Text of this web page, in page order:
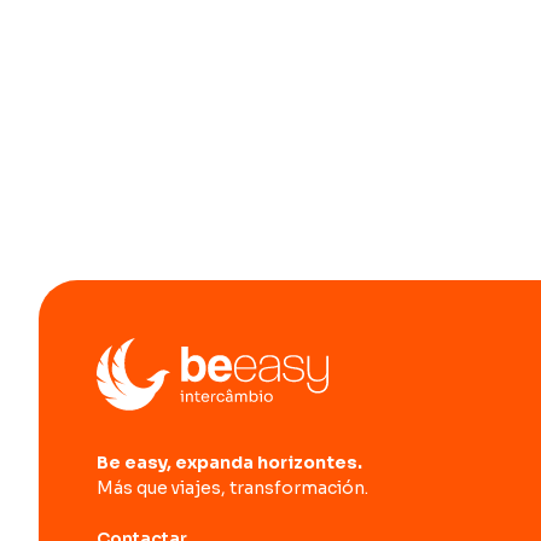
Be easy, expanda horizontes.
Más que viajes, transformación.